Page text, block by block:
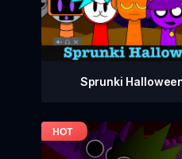
Sprunki